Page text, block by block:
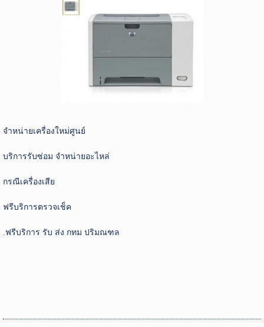
จำหน่ายเครื่องใหม่ศูนย์
บริการรับซ่อม จำหน่ายอะไหล่
กรณีเครื่องเสีย
ฟรีบริการตรวจเช็ค
.ฟรีบริการ รับ ส่ง กทม ปริมณฑล